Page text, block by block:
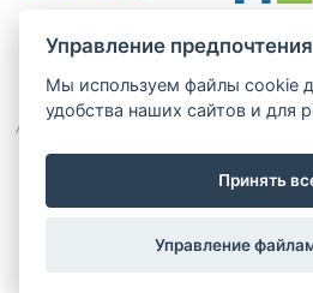
Управление
Мы используем файлы cookie
удобства наших сайтов и для
Принять
Управление